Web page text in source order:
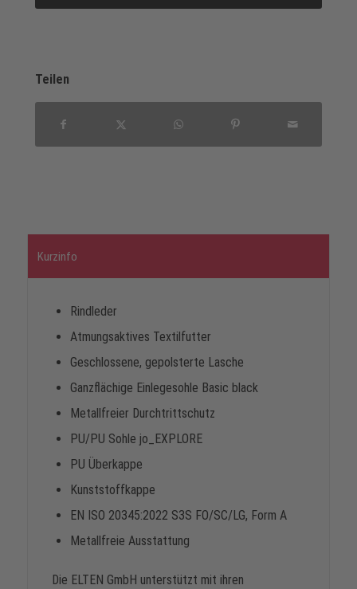
Teilen
Kurzinfo
Rindleder
Atmungsaktives Textilfutter
Geschlossene, gepolsterte Lasche
Ganzflächige Einlegesohle Basic black
Metallfreier Durchtrittschutz
PU/PU Sohle jo_EXPLORE
PU Überkappe
Kunststoffkappe
EN ISO 20345:2022 S3S FO/SC/LG, Form A
Metallfreie Ausstattung
Die ELTEN GmbH unterstützt mit ihren